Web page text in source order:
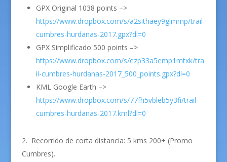
GPX Original 1038 points –>
https://www.dropbox.com/s/a2sithaey9glmmp/trail-
cumbres-hurdanas-2017.gpx?dl=0
GPX Simplificado 500 points –>
https://www.dropbox.com/s/ezp33a5emp1mtxk/tra
il-cumbres-hurdanas-2017_500_points.gpx?dl=0
KML Google Earth –>
https://www.dropbox.com/s/77fh5vbleb5y3fi/trail-
cumbres-hurdanas-2017.kml?dl=0
Recorrido de corta distancia: 5 kms 200+ (Promo
Cumbres).